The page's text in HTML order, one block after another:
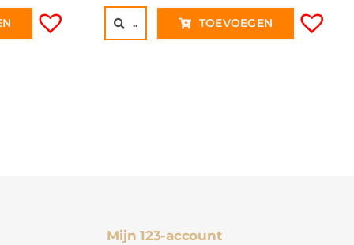
.. TOEVOEGEN
Mijn 123-account